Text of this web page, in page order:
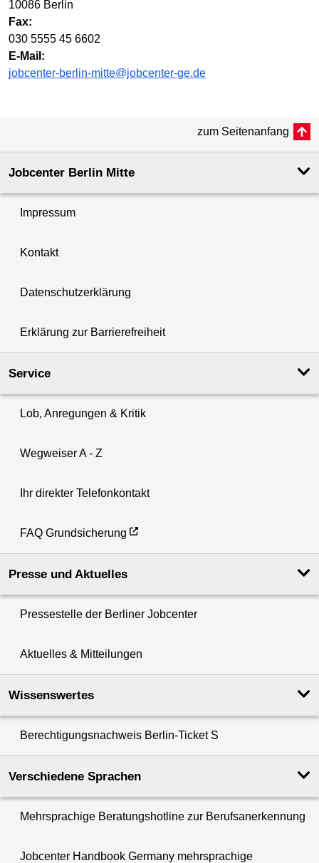
10086 Berlin
Fax:
030 5555 45 6602
E-Mail:
jobcenter-berlin-mitte@jobcenter-ge.de
zum Seitenanfang
Jobcenter Berlin Mitte
Impressum
Kontakt
Datenschutzerklärung
Erklärung zur Barrierefreiheit
Service
Lob, Anregungen & Kritik
Wegweiser A - Z
Ihr direkter Telefonkontakt
FAQ Grundsicherung
Presse und Aktuelles
Pressestelle der Berliner Jobcenter
Aktuelles & Mitteilungen
Wissenswertes
Berechtigungsnachweis Berlin-Ticket S
Verschiedene Sprachen
Mehrsprachige Beratungshotline zur Berufsanerkennung
Jobcenter Handbook Germany mehrsprachige